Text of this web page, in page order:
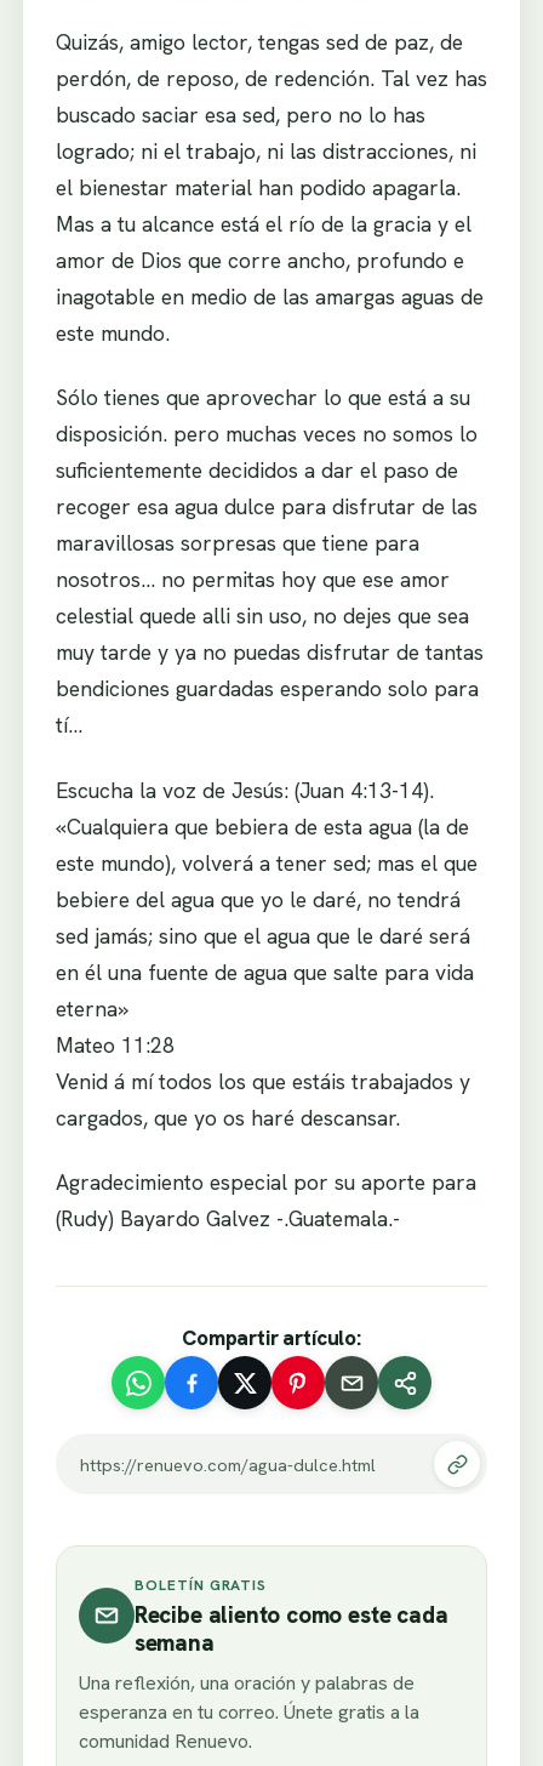
Quizás, amigo lector, tengas sed de paz, de
perdón, de reposo, de redención. Tal vez has
buscado saciar esa sed, pero no lo has
logrado; ni el trabajo, ni las distracciones, ni
el bienestar material han podido apagarla.
Mas a tu alcance está el río de la gracia y el
amor de Dios que corre ancho, profundo e
inagotable en medio de las amargas aguas de
este mundo.
Sólo tienes que aprovechar lo que está a su
disposición. pero muchas veces no somos lo
suficientemente decididos a dar el paso de
recoger esa agua dulce para disfrutar de las
maravillosas sorpresas que tiene para
nosotros… no permitas hoy que ese amor
celestial quede alli sin uso, no dejes que sea
muy tarde y ya no puedas disfrutar de tantas
bendiciones guardadas esperando solo para
tí…
Escucha la voz de Jesús: (Juan 4:13-14).
«Cualquiera que bebiera de esta agua (la de
este mundo), volverá a tener sed; mas el que
bebiere del agua que yo le daré, no tendrá
sed jamás; sino que el agua que le daré será
en él una fuente de agua que salte para vida
eterna»
Mateo 11:28
Venid á mí todos los que estáis trabajados y
cargados, que yo os haré descansar.
Agradecimiento especial por su aporte para
(Rudy) Bayardo Galvez -.Guatemala.-
Compartir artículo:
https://renuevo.com/agua-dulce.html
BOLETÍN GRATIS
Recibe aliento como este cada
semana
Una reflexión, una oración y palabras de
esperanza en tu correo. Únete gratis a la
comunidad Renuevo.